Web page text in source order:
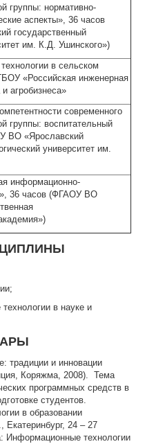
группы: нормативно-
аспекты», 36 часов
государственный
им. К.Д. Ушинского»)
в сельском
«Российская инженерная
агробизнеса»
современного
группы: воспитательный
ВО «Ярославский
университет им.
информационно-
36 часов (ФГАОУ ВО
в науке и
традиции и инновации
Коряжма, 2008). Тема
программных средств в
студентов.
в образовании
24 – 27
Информационные технологии